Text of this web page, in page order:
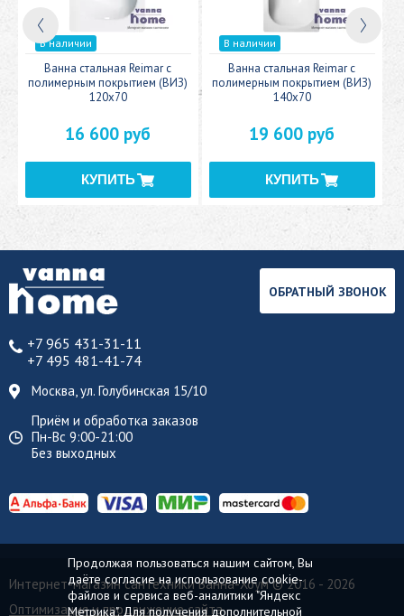
В наличии
Ванна стальная Reimar с
полимерным покрытием (ВИЗ)
120x70
16 600 руб
В наличии
Ванна стальная Reimar с
полимерным покрытием (ВИЗ)
140x70
19 600 руб
+7 965 431-31-11
+7 495 481-41-74
Москва, ул. Голубинская 15/10
Приём и обработка заказов
Пн-Вс 9:00-21:00
Без выходных
ОБРАТНЫЙ ЗВОНОК
Интернет-магазин сантехники Ванна-Хоум© 2016 - 2026
Оптимизация и продвижение сайта
Продолжая пользоваться нашим сайтом, Вы
даёте согласие на использование cookie-
файлов и сервиса веб-аналитики "Яндекс
Метрика". Для получения дополнительной